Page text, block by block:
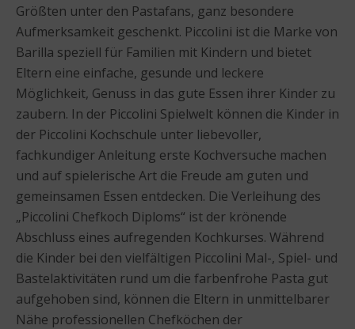
Größten unter den Pastafans, ganz besondere
Aufmerksamkeit geschenkt. Piccolini ist die Marke von
Barilla speziell für Familien mit Kindern und bietet
Eltern eine einfache, gesunde und leckere
Möglichkeit, Genuss in das gute Essen ihrer Kinder zu
zaubern. In der Piccolini Spielwelt können die Kinder in
der Piccolini Kochschule unter liebevoller,
fachkundiger Anleitung erste Kochversuche machen
und auf spielerische Art die Freude am guten und
gemeinsamen Essen entdecken. Die Verleihung des
„Piccolini Chefkoch Diploms“ ist der krönende
Abschluss eines aufregenden Kochkurses. Während
die Kinder bei den vielfältigen Piccolini Mal-, Spiel- und
Bastelaktivitäten rund um die farbenfrohe Pasta gut
aufgehoben sind, können die Eltern in unmittelbarer
Nähe professionellen Chefköchen der